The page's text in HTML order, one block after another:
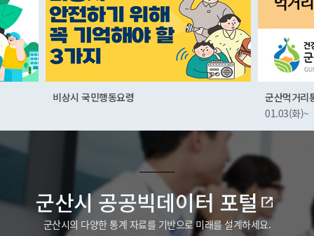
비상시 국민행동요령
군산먹거리통합지원센
01.03(화)~
군산시 공공빅데이터 포털
군산시의 다양한 통계 자료를 기반으로 미래를 설계하세요.